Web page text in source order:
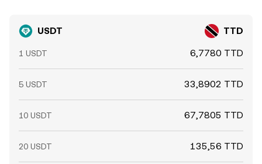
USDT TTD
1 USDT 6,7780 TTD
5 USDT 33,8902 TTD
10 USDT 67,7805 TTD
20 USDT 135,56 TTD